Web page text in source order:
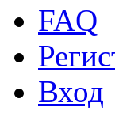
FAQ
Вход